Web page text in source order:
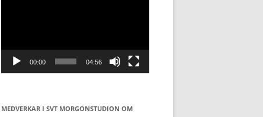
00:00 04:56
MEDVERKAR I SVT MORGONSTUDION OM